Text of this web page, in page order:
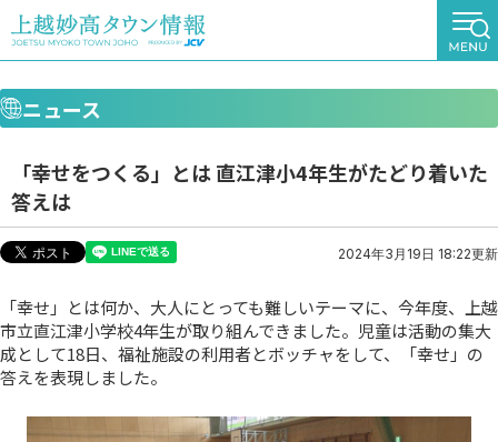
ニュース
「幸せをつくる」とは 直江津小4年生がたどり着いた
答えは
2024年3月19日 18:22更新
「幸せ」とは何か、大人にとっても難しいテーマに、今年度、上越
市立直江津小学校4年生が取り組んできました。児童は活動の集大
成として18日、福祉施設の利用者とボッチャをして、「幸せ」の
答えを表現しました。